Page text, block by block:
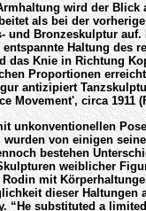
wird der
als bei der
und Bronzeskulptur
Haltung des
das Knie in Richtung
Proportionen
antizipiert
Movement', circa 1911
unkonventionellen
wurden von einigen
bestehen
weiblicher
mit
dieser Haltungen
“He substituted a